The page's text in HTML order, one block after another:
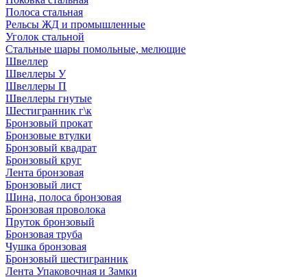
Полоса стальная
Рельсы ЖД и промышленные
Уголок стальной
Стальные шары помольные, мелющие
Швеллер
Швеллеры У
Швеллеры П
Швеллеры гнутые
Шестигранник г\к
Бронзовый прокат
Бронзовые втулки
Бронзовый квадрат
Бронзовый круг
Лента бронзовая
Бронзовый лист
Шина, полоса бронзовая
Бронзовая проволока
Пруток бронзовый
Бронзовая труба
Чушка бронзовая
Бронзовый шестигранник
Лента Упаковочная и Замки